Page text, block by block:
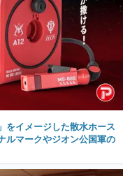
をイメージした散水ホース
ルマークやジオン公国軍の